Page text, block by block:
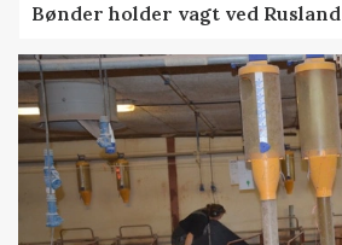
Bønder holder vagt ved Rusland